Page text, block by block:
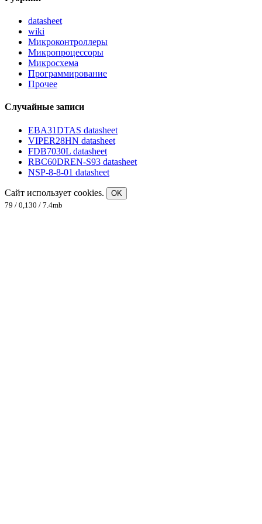
datasheet
wiki
Микроконтроллеры
Микропроцессоры
Микросхема
Программирование
Прочее
Случайные записи
EBA31DTAS datasheet
VIPER28HN datasheet
FDB7030L datasheet
RBC60DREN-S93 datasheet
NSP-8-8-01 datasheet
Сайт использует cookies.
OK
79 / 0,130 / 7.4mb